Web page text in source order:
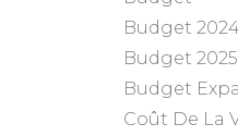
Budget
Budget
Budget
Coût De La